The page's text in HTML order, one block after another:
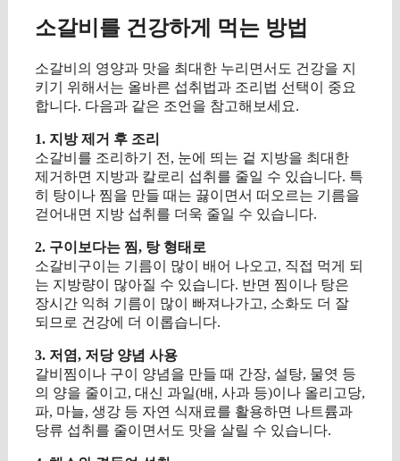
소갈비를 건강하게 먹는 방법
소갈비의 영양과 맛을 최대한 누리면서도 건강을 지
키기 위해서는 올바른 섭취법과 조리법 선택이 중요
합니다. 다음과 같은 조언을 참고해보세요.
1. 지방 제거 후 조리
소갈비를 조리하기 전, 눈에 띄는 겉 지방을 최대한
제거하면 지방과 칼로리 섭취를 줄일 수 있습니다. 특
히 탕이나 찜을 만들 때는 끓이면서 떠오르는 기름을
걷어내면 지방 섭취를 더욱 줄일 수 있습니다.
2. 구이보다는 찜, 탕 형태로
소갈비구이는 기름이 많이 배어 나오고, 직접 먹게 되
는 지방량이 많아질 수 있습니다. 반면 찜이나 탕은
장시간 익혀 기름이 많이 빠져나가고, 소화도 더 잘
되므로 건강에 더 이롭습니다.
3. 저염, 저당 양념 사용
갈비찜이나 구이 양념을 만들 때 간장, 설탕, 물엿 등
의 양을 줄이고, 대신 과일(배, 사과 등)이나 올리고당,
파, 마늘, 생강 등 자연 식재료를 활용하면 나트륨과
당류 섭취를 줄이면서도 맛을 살릴 수 있습니다.